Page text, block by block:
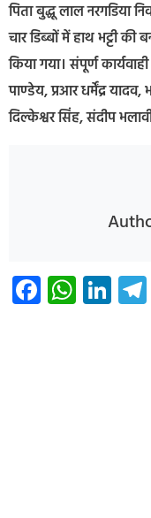
पिता बुद्धू लाल नरगडिया
चार डिब्बों में हाथ भट्टी
किया गया। संपूर्ण
पाण्डेय, प्रआर धर्मेंद्र यादव,
दिल्केश्वर सिंह, संदीप